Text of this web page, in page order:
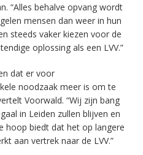
“Alles behalve opvang wordt
mensen dan weer in hun
steeds vaker kiezen voor de
oplossing als een LVV.”
dat er voor
noodzaak meer is om te
Voorwald. “Wij zijn bang
in Leiden zullen blijven en
hoop biedt dat het op langere
aan vertrek naar de LVV.”